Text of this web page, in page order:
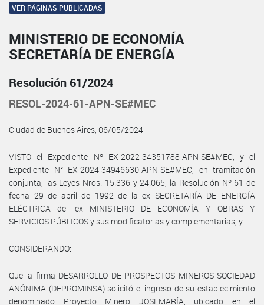
VER PÁGINAS PUBLICADAS
MINISTERIO DE ECONOMÍA
SECRETARÍA DE ENERGÍA
Resolución 61/2024
RESOL-2024-61-APN-SE#MEC
Ciudad de Buenos Aires, 06/05/2024
VISTO el Expediente Nº EX-2022-34351788-APN-SE#MEC, y el
Expediente N° EX-2024-34946630-APN-SE#MEC, en tramitación
conjunta, las Leyes Nros. 15.336 y 24.065, la Resolución Nº 61 de
fecha 29 de abril de 1992 de la ex SECRETARÍA DE ENERGÍA
ELÉCTRICA del ex MINISTERIO DE ECONOMÍA Y OBRAS Y
SERVICIOS PÚBLICOS y sus modificatorias y complementarias, y
CONSIDERANDO:
Que la firma DESARROLLO DE PROSPECTOS MINEROS SOCIEDAD
ANÓNIMA (DEPROMINSA) solicitó el ingreso de su establecimiento
denominado Proyecto Minero JOSEMARÍA, ubicado en el